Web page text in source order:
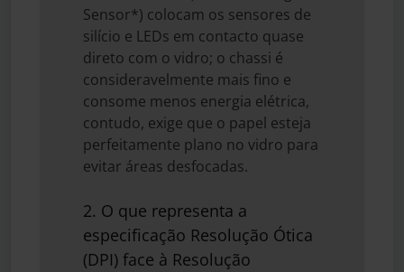
Sensor*) colocam os sensores de
silício e LEDs em contacto quase
direto com o vidro; o chassi é
consideravelmente mais fino e
consome menos energia elétrica,
contudo, exige que o papel esteja
perfeitamente plano no vidro para
evitar áreas desfocadas.
2. O que representa a
especificação Resolução Ótica
(DPI) face à Resolução